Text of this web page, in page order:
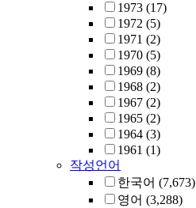
1973 (17)
1972 (5)
1971 (2)
1970 (5)
1969 (8)
1968 (2)
1967 (2)
1965 (2)
1964 (3)
1961 (1)
작성언어
한국어 (7,673)
영어 (3,288)